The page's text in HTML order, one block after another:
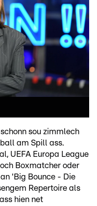
sou zimmlech
am Spill ass.
UEFA Europa League
Boxmatcher oder
'Big Bounce - Die
Repertoire als
hien net